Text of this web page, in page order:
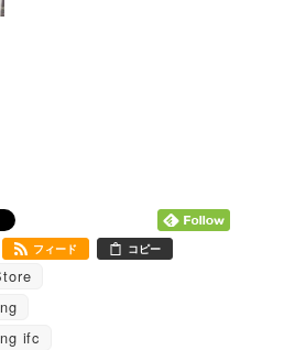
フィード コピー
ifc